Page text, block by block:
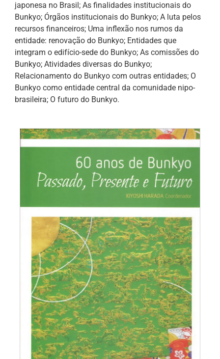
japonesa no Brasil; As finalidades institucionais do
Bunkyo; Órgãos institucionais do Bunkyo; A luta pelos
recursos financeiros; Uma inflexão nos rumos da
entidade: renovação do Bunkyo; Entidades que
integram o edifício-sede do Bunkyo; As comissões do
Bunkyo; Atividades diversas do Bunkyo;
Relacionamento do Bunkyo com outras entidades; O
Bunkyo como entidade central da comunidade nipo-
brasileira; O futuro do Bunkyo.